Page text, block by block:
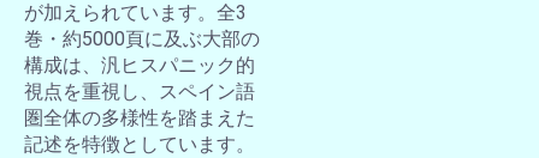
が加えられています。全3
巻・約5000頁に及ぶ大部の
構成は、汎ヒスパニック的
視点を重視し、スペイン語
圏全体の多様性を踏まえた
記述を特徴としています。